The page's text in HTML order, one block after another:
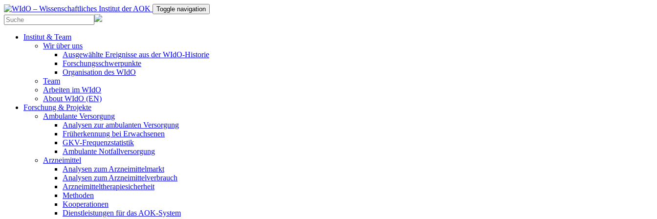
Toggle navigation
Institut & Team
Wir über uns
Ausgewählte Ereignisse aus der WIdO-Historie
Forschungsschwerpunkte
Organisation des WIdO
Team
Arbeiten im WIdO
About WIdO (EN)
Forschung & Projekte
Ambulante Versorgung
Analysen zur ambulanten Versorgung
Früherkennung bei Erwachsenen
GKV-Frequenzstatistik
Ambulante Notfallversorgung
Arzneimittel
Analysen zum Arzneimittelmarkt
Analysen zum Arzneimittelverbrauch
Arzneimitteltherapiesicherheit
Methoden
Kooperationen
Dienstleistungen für das AOK-System